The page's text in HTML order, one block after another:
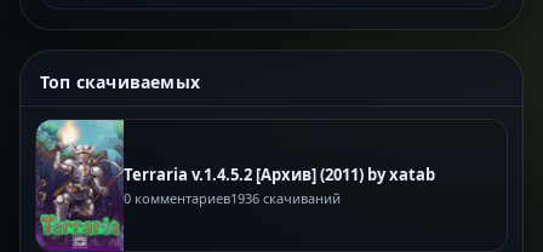
Топ скачиваемых
Terraria v.1.4.5.2 [Архив] (2011) by xatab
0 комментариев1936 скачиваний